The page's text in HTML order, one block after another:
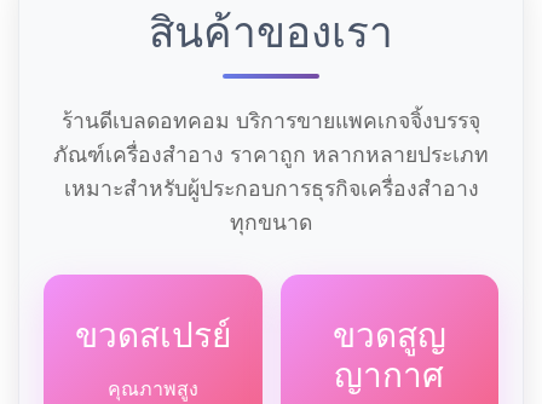
สินค้าของเรา
ร้านดีเบลดอทคอม บริการขายแพคเกจจิ้งบรรจุ
ภัณฑ์เครื่องสำอาง ราคาถูก หลากหลายประเภท
เหมาะสำหรับผู้ประกอบการธุรกิจเครื่องสำอาง
ทุกขนาด
ขวดสเปรย์
คุณภาพสูง
ขวดสูญ
ญากาศ